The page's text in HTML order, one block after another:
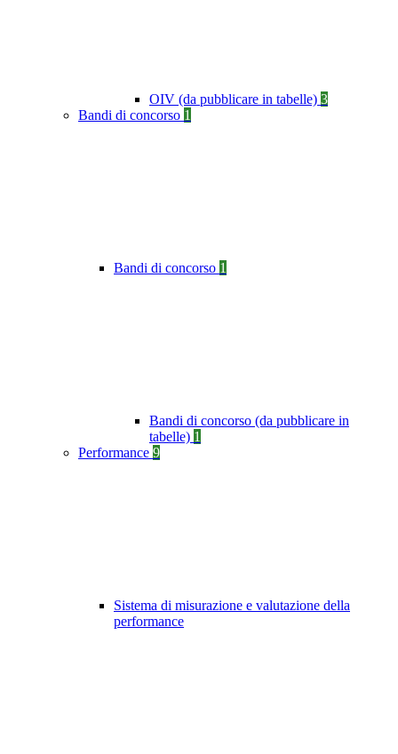
OIV (da pubblicare in tabelle) 3
Bandi di concorso 1
Bandi di concorso 1
Bandi di concorso (da pubblicare in
tabelle) 1
Performance 9
Sistema di misurazione e valutazione della
performance